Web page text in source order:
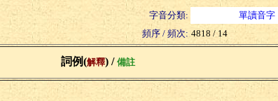
字音分類:
單讀音字
頻序 / 頻次: 4818 / 14
詞例(解釋) / 備註